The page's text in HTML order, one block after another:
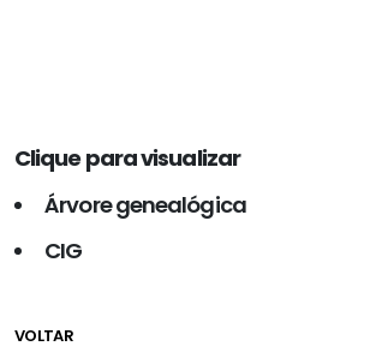
Clique para visualizar
Árvore genealógica
CIG
VOLTAR